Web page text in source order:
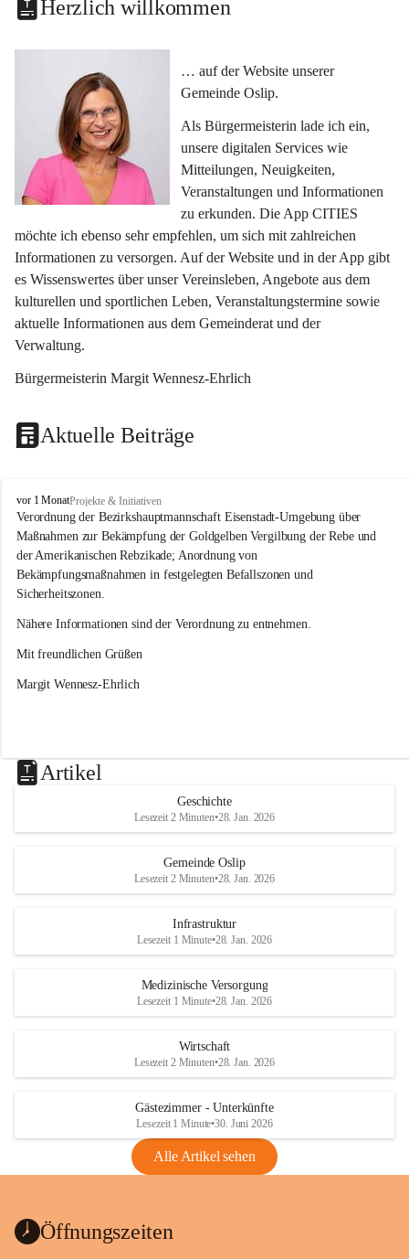
Herzlich willkommen
… auf der Website unserer
Gemeinde Oslip.
Als Bürgermeisterin lade ich ein,
unsere digitalen Services wie
Mitteilungen, Neuigkeiten,
Veranstaltungen und Informationen
zu erkunden. Die App CITIES
möchte ich ebenso sehr empfehlen, um sich mit zahlreichen
Informationen zu versorgen. Auf der Website und in der App gibt
es Wissenswertes über unser Vereinsleben, Angebote aus dem
kulturellen und sportlichen Leben, Veranstaltungstermine sowie
aktuelle Informationen aus dem Gemeinderat und der
Verwaltung.
Bürgermeisterin Margit Wennesz-Ehrlich
Aktuelle Beiträge
O
s
l
i
p
vor 1 MonatProjekte & Initiativen
Verordnung der Bezirkshauptmannschaft Eisenstadt-Umgebung über
Maßnahmen zur Bekämpfung der Goldgelben Vergilbung der Rebe und
der Amerikanischen Rebzikade; Anordnung von
Bekämpfungsmaßnahmen in festgelegten Befallszonen und
Sicherheitszonen.
Nähere Informationen sind der Verordnung zu entnehmen.
Mit freundlichen Grüßen
Margit Wennesz-Ehrlich
Artikel
Geschichte
Lesezeit 2 Minuten•28. Jan. 2026
Gemeinde Oslip
Lesezeit 2 Minuten•28. Jan. 2026
Infrastruktur
Lesezeit 1 Minute•28. Jan. 2026
Medizinische Versorgung
Lesezeit 1 Minute•28. Jan. 2026
Wirtschaft
Lesezeit 2 Minuten•28. Jan. 2026
Gästezimmer - Unterkünfte
Lesezeit 1 Minute•30. Juni 2026
Alle Artikel sehen
Öffnungszeiten